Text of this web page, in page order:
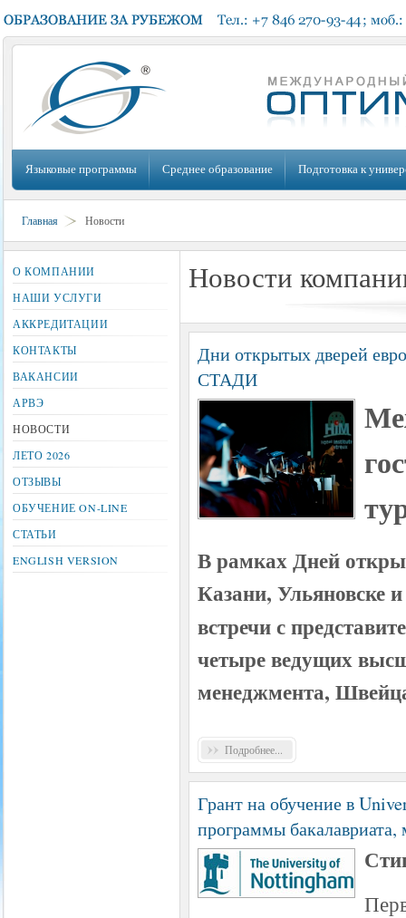
Языковые программы Среднее образование Подготовка к
Главная Новости
Новости
Дни открытых дверей
СТАДИ
В рамках Дней
Казани, Ульяновске
встречис
четыре ведущих
менеджмента,
Подробнее...
Грант на обучение в
программы бакалавриата,
О КОМПАНИИ
НАШИ УСЛУГИ
АККРЕДИТАЦИИ
КОНТАКТЫ
ВАКАНСИИ
АРВЭ
НОВОСТИ
ЛЕТО 2026
ОТЗЫВЫ
ОБУЧЕНИЕ ON-LINE
СТАТЬИ
ENGLISH VERSION